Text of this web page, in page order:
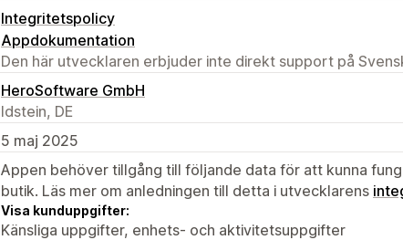
Integritetspolicy
Appdokumentation
Den här utvecklaren erbjuder inte direkt support på
HeroSoftware GmbH
Idstein, DE
5 maj 2025
Appen behöver tillgång till följande data för att kunna
butik. Läs mer om anledningen till detta i utvecklarens
Visa kunduppgifter:
Känsliga uppgifter, enhets- och aktivitetsuppgifter